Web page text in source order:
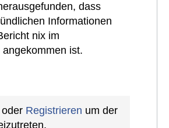
dass
Informationen
nix im
ist.
oder Registrieren um der